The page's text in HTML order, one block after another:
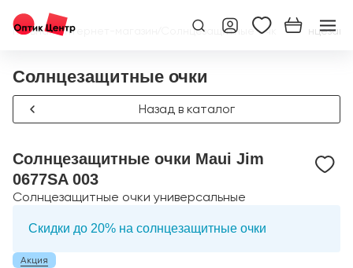
Главная/Интернет-магазин Солнцезащитные очки /
Солнцезащитные очки
Назад в каталог
Солнцезащитные очки Maui Jim
0677SA 003
Солнцезащитные очки универсальные
Скидки до 20% на солнцезащитные очки
Акция